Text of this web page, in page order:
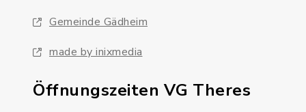
Gemeinde Gädheim
made by inixmedia
Öffnungszeiten VG Theres